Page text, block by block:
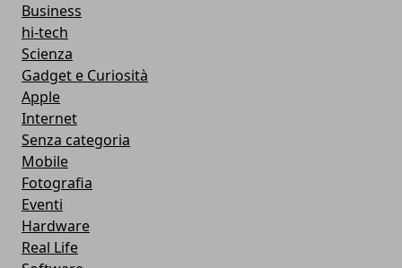
Business
hi-tech
Scienza
Gadget e Curiosità
Apple
Internet
Senza categoria
Mobile
Fotografia
Eventi
Hardware
Real Life